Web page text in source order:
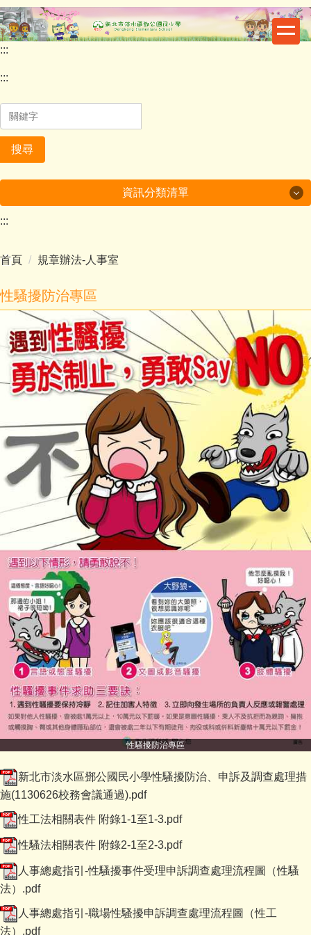
跳
到
主
內
區
:::
:::
搜尋
資訊分類清單
重要公告
鄧公行事曆
認識鄧公
行政處室
鄧公社團
教師專區
家長園地
鄧公附幼
學習資源
English
:::
首頁 規章辦法-人事室
性騷擾防治專區
性騷擾防治專區
新北市淡水區鄧公國民小學性騷擾防治、申訴及調查處理措
施(1130626校務會議通過).pdf
性工法相關表件 附錄1-1至1-3.pdf
性騷法相關表件 附錄2-1至2-3.pdf
人事總處指引-性騷擾事件受理申訴調查處理流程圖（性騷
法）.pdf
人事總處指引-職場性騷擾申訴調查處理流程圖（性工
法）.pdf